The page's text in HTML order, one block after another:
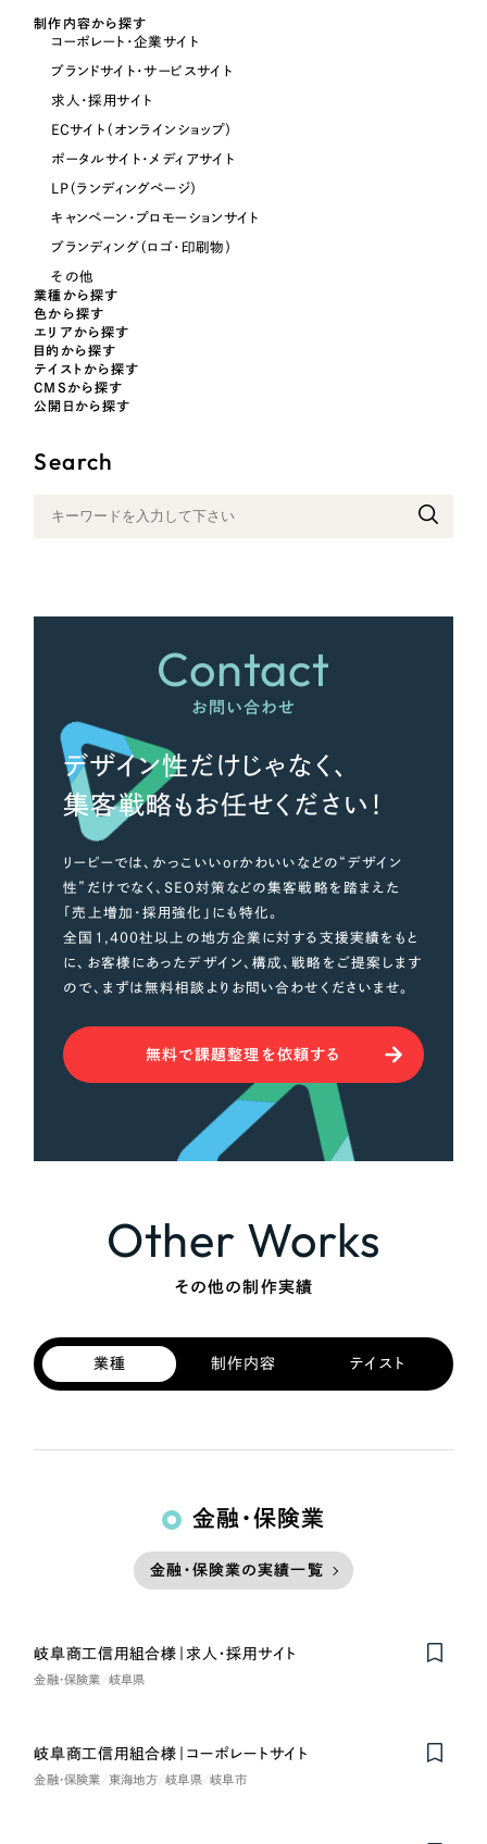
パープル・紫色
ピンク・桃色
カラフル・多色
制作内容から探す
コーポレート・企業サイト
ブランドサイト・サービスサイト
求人・採用サイト
ECサイト（オンラインショップ）
ポータルサイト・メディアサイト
LP（ランディングページ）
キャンペーン・プロモーションサイト
ブランディング（ロゴ・印刷物）
その他
業種から探す
色から探す
エリアから探す
目的から探す
テイストから探す
CMSから探す
公開日から探す
Search
Contact
お問い合わせ
デザイン性だけじゃなく、
集客戦略もお任せください！
リーピーでは、かっこいいorかわいいなどの“デザイン
性”だけでなく、SEO対策などの集客戦略を踏まえた
「売上増加・採用強化」にも特化。
全国1,400社以上の地方企業に対する支援実績をもと
に、お客様にあったデザイン、構成、戦略をご提案します
ので、まずは無料相談よりお問い合わせくださいませ。
無料で課題整理を依頼する
Other Works
その他の制作実績
業種 制作内容 テイスト
金融・保険業
金融・保険業の実績一覧
岐阜商工信用組合様｜求人・採用サイト
金融・保険業 岐阜県
岐阜商工信用組合様｜コーポレートサイト
金融・保険業 東海地方 岐阜県 岐阜市